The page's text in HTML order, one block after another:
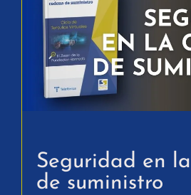
Seguridad en
de suministro